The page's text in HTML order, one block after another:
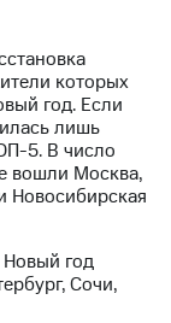
которых
год. Если
лишь
5. В число
вошли Москва,
Новосибирская
год
Сочи,